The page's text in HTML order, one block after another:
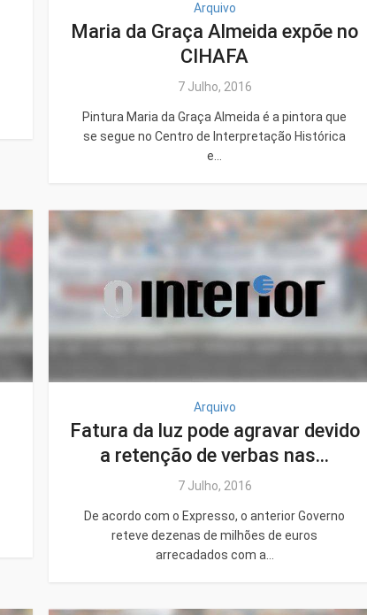
Arquivo
Maria da Graça Almeida expõe no
CIHAFA
7 Julho, 2016
Pintura Maria da Graça Almeida é a pintora que
se segue no Centro de Interpretação Histórica
e...
Arquivo
Fatura da luz pode agravar devido
a retenção de verbas nas...
7 Julho, 2016
De acordo com o Expresso, o anterior Governo
reteve dezenas de milhões de euros
arrecadados com a...